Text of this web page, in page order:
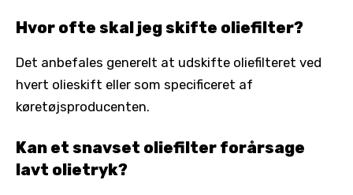
Hvor ofte skal jeg skifte oliefilter?
Det anbefales generelt at udskifte oliefilteret ved
hvert olieskift eller som specificeret af
køretøjsproducenten.
Kan et snavset oliefilter forårsage
lavt olietryk?